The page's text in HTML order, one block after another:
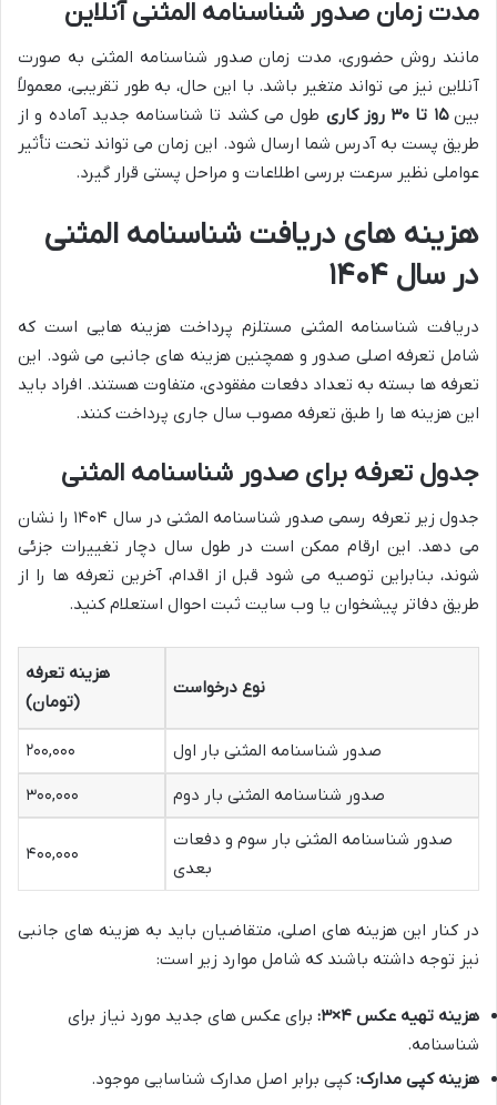
مدت زمان صدور شناسنامه المثنی آنلاین
مانند روش حضوری، مدت زمان صدور شناسنامه المثنی به صورت
آنلاین نیز می تواند متغیر باشد. با این حال، به طور تقریبی، معمولاً
بین۱۵ تا ۳۰ روز کاری
طول می کشد تا شناسنامه جدید آماده و از
طریق پست به آدرس شما ارسال شود. این زمان می تواند تحت تأثیر
عواملی نظیر سرعت بررسی اطلاعات و مراحل پستی قرار گیرد.
هزینه های دریافت شناسنامه المثنی
در سال ۱۴۰۴
دریافت شناسنامه المثنی مستلزم پرداخت هزینه هایی است که
شامل تعرفه اصلی صدور و همچنین هزینه های جانبی می شود. این
تعرفه ها بسته به تعداد دفعات مفقودی، متفاوت هستند. افراد باید
این هزینه ها را طبق تعرفه مصوب سال جاری پرداخت کنند.
جدول تعرفه برای صدور شناسنامه المثنی
جدول زیر تعرفه رسمی صدور شناسنامه المثنی در سال ۱۴۰۴ را نشان
می دهد. این ارقام ممکن است در طول سال دچار تغییرات جزئی
شوند، بنابراین توصیه می شود قبل از اقدام، آخرین تعرفه ها را از
طریق دفاتر پیشخوان یا وب سایت ثبت احوال استعلام کنید.
نوع درخواست
هزینه تعرفه
(تومان)
صدور شناسنامه المثنی بار اول
۲۰۰,۰۰۰
صدور شناسنامه المثنی بار دوم
۳۰۰,۰۰۰
صدور شناسنامه المثنی بار سوم و دفعات
بعدی
۴۰۰,۰۰۰
در کنار این هزینه های اصلی، متقاضیان باید به هزینه های جانبی
نیز توجه داشته باشند که شامل موارد زیر است:
هزینه تهیه عکس ۴×۳:
برای عکس های جدید مورد نیاز برای
شناسنامه.
هزینه کپی مدارک: کپی برابر اصل مدارک شناسایی موجود.